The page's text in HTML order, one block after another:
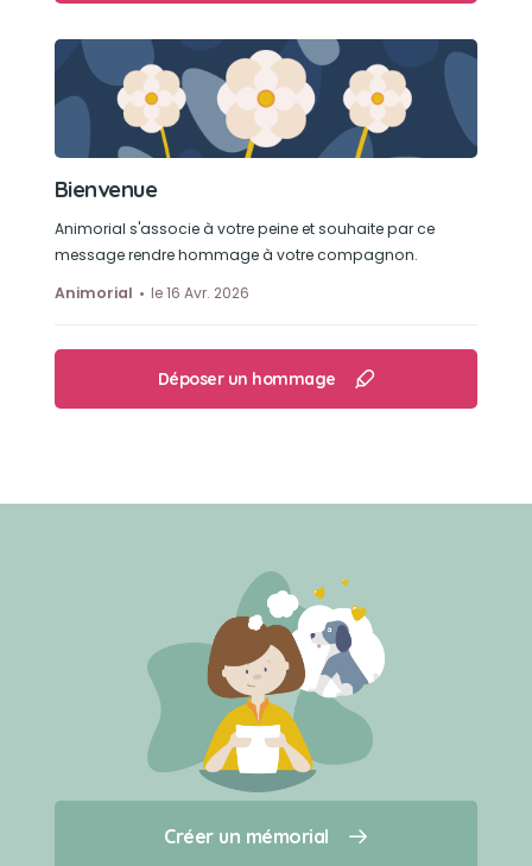
Créer un mémorial
Qui sommes-nous ?
Bienvenue
Animorial s'associe à votre peine et souhaite par ce
message rendre hommage à votre compagnon.
Animorial
le 16 Avr. 2026
Déposer un hommage
Créer un mémorial